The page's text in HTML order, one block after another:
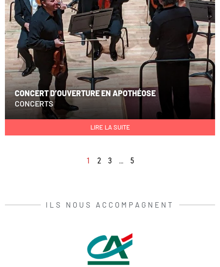
CONCERT D’OUVERTURE EN APOTHÉOSE
CONCERTS
LIRE LA SUITE
1 2 3 … 5
ILS NOUS ACCOMPAGNENT